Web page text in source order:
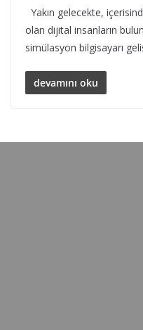
Yakın gelecekte,
olan dijital insanların
simülasyon bilgisayarı
devamını oku